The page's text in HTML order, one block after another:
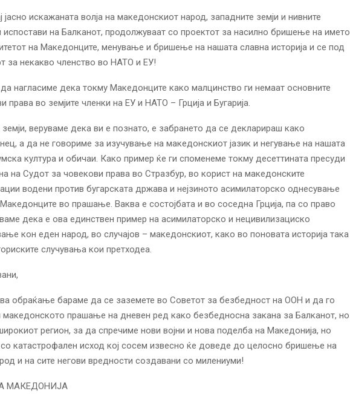
јасно искажаната волја на македонскиот народ, западните земји и нивните
испостави на Балканот, продолжуваат со проектот за насилно бришење на името
на Македонците, менување и бришење на нашата славна историја и се под
за некакво членство во НАТО и ЕУ!
нагласиме дека токму Македонците како малцинство ги немаат основните
права во земјите членки на ЕУ и НАТО – Грција и Бугарија.
веруваме дека ви е познато, е забрането да се декларираш како
а да не говориме за изучување на македонскиот јазик и негување на нашата
култура и обичаи. Како пример ќе ги споменеме токму десеттината пресуди
на Судот за човекови права во Стразбур, во корист на македонските
водени против бугарската држава и нејзиното асимилаторско однесување
во прашање. Ваква е состојбата и во соседна Грција, па со право
дека е ова единствен пример на асимилаторско и нецивилизациско
кон еден народ, во случајов – македонскиот, како во поновата историја така
случувања кои претходеа.
обраќање бараме да се заземете во Советот за безбедност на ООН и да го
македонското прашање на дневен ред како безбедносна закана за Балканот, но
регион, за да спречиме нови војни и нова поделба на Македонија, но
со катастрофален исход кој сосем извесно ќе доведе до целосно бришење на
и на сите негови вредности создавани со милениуми!
МАКЕДОНИЈА